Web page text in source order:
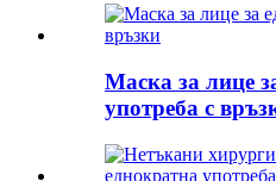
Маска за лице
употреба с